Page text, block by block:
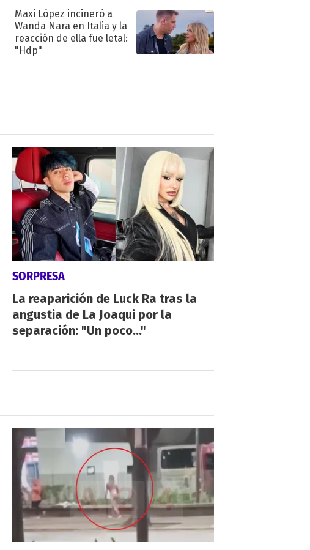
Maxi López incineró a
Wanda Nara en Italia y la
reacción de ella fue letal:
"Hdp"
SORPRESA
La reaparición de Luck Ra tras la
angustia de La Joaqui por la
separación: "Un poco..."